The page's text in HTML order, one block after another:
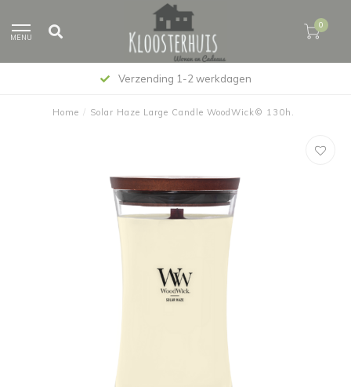
MENU
0
Verzending 1-2 werkdagen
Home / Solar Haze Large Candle WoodWick© 130h.